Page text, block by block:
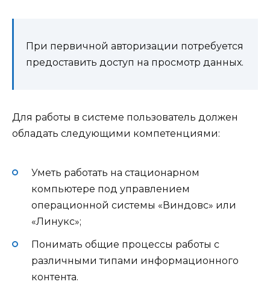
При первичной авторизации потребуется
предоставить доступ на просмотр данных.
Для работы в системе пользователь должен
обладать следующими компетенциями:
Уметь работать на стационарном
компьютере под управлением
операционной системы «Виндовс» или
«Линукс»;
Понимать общие процессы работы с
различными типами информационного
контента.